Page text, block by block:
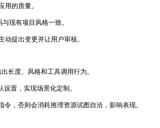
的质量。
现有项目风格一致。
提出变更并让用户审核。
度、风格和工具调用行为。
，实现场景化定制。
否则会消耗推理资源试图自洽，影响表现。